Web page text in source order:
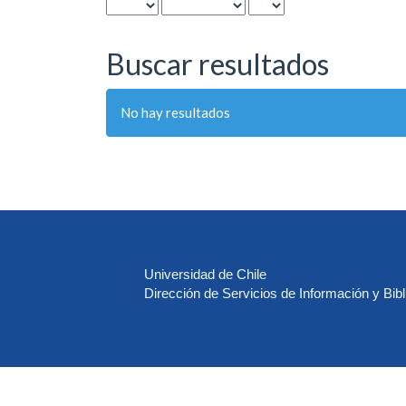
Buscar resultados
No hay resultados
Universidad de Chile
Dirección de Servicios de Información y